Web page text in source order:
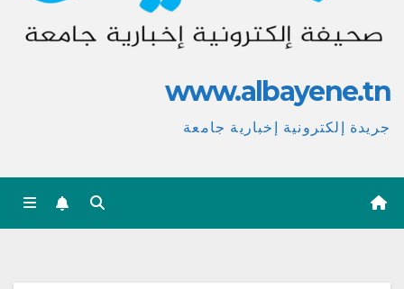
www.albayene.tn
جريدة إلكترونية إخبارية جامعة